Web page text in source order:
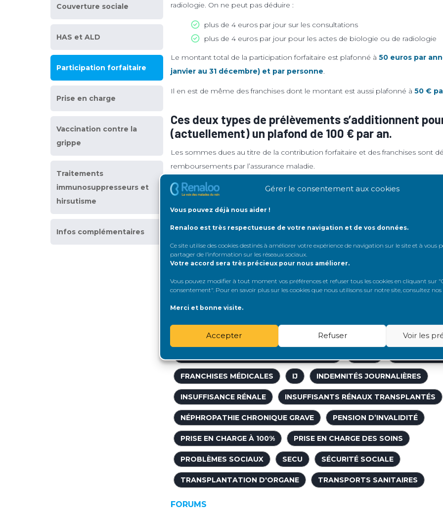
Gérer le consentement aux cookies
Vous pouvez déjà nous aider !
Renaloo est très respectueuse de votre navigation et de vos données.
Ce site utilise des cookies destinés à améliorer votre expérience de navigation sur le site et à vous
partager de l’information sur les réseaux sociaux
Votre accord sera très précieux pour nous améliorer.
Vous pouvez modifier à tout moment vos préférences et refuser tous les cookies en cliquant sur
consentement". Pour en savoir plus sur les cookies que nous utilisons sur notre site, consultez nos
Merci et bonne visite.
Accepter Refuser Voir les
Couverture sociale
HAS et ALD
Participation forfaitaire
Prise en charge
Vaccination contre la
grippe
Traitements
immunosuppresseurs et
hirsutisme
Infos complémentaires
radiologie. On ne peut pas déduire :
plus de 4 euros par jour sur les consultations
plus de 4 euros par jour pour les actes de biologie ou de radiologie
Le montant total de la participation forfaitaire est plafonné à 50 euros par
janvier au 31 décembre) et par personne.
Il en est de même des franchises dont le montant est aussi plafonné à 50 €
Ces deux types de prélèvements s’additionnent
(actuellement) un plafond de 100 € par an.
Les sommes dues au titre de la contribution forfaitaire et des franchises sont
remboursements par l’assurance maladie.
Lorsque la plupart des actes sont remboursés en tiers payant, les organismes
supérieures à 100 €.
Partagez
Catégorie
BOÎTES DE MÉDICAMENTS COUVERTURE SOCIALE
FRANCHISES MÉDICALES IJ INDEMNITÉS JOURNALIÈRES
INSUFFISANCE RÉNALE INSUFFISANTS RÉNAUX TRANSPLANTÉS
NÉPHROPATHIE CHRONIQUE GRAVE PENSION D’INVALIDITÉ
PRISE EN CHARGE À 100% PRISE EN CHARGE DES SOINS
PROBLÈMES SOCIAUX SECU SÉCURITÉ SOCIALE
TRANSPLANTATION D'ORGANE TRANSPORTS SANITAIRES
FORUMS